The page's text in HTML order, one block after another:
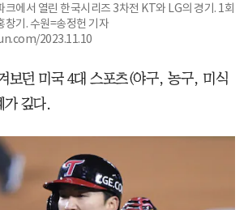
에서 열린 한국시리즈 3차전 KT와 LG의 경기. 1회
창기. 수원=송정헌 기자
2023.11.10
보던 미국 4대 스포츠(야구, 농구, 미식
가 깊다.